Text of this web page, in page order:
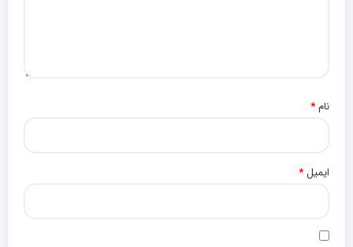
نام*
ایمیل*